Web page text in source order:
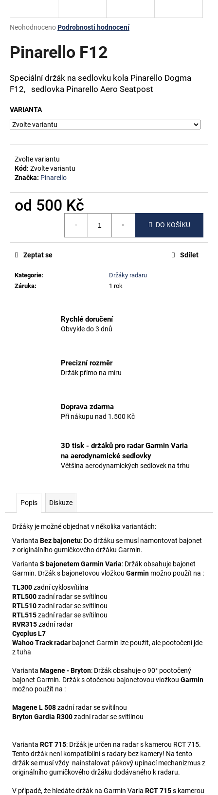
Průměrné
produktu
je
5
hvězdiček.
NeohodnocenoPodrobnosti hodnocení
Pinarello F12
Speciální držák na sedlovku kola Pinarello Dogma
F12, sedlovka Pinarello Aero Seatpost
VARIANTA
Zvolte variantu
Kód: Zvolte variantu
Značka: Pinarello
od 500 Kč
DO KOŠÍKU
Kategorie:
Držáky radaru
Záruka: 1 rok
Zeptat se Sdílet
Rychlé doručení
Obvykle do 3 dnů
Precizní rozměr
Držák přímo na míru
Doprava zdarma
Při nákupu nad 1.500 Kč
3D tisk - držáků pro radar Garmin Varia
na aerodynamické sedlovky
Většina aerodynamických sedlovek na trhu
Popis Diskuze
Držáky je možné objednat v několika variantách:
Varianta Bez bajonetu: Do držáku se musí namontovat bajonet
z originálního gumičkového držáku Garmin.
Varianta S bajonetem Garmin Varia: Držák obsahuje bajonet
Garmin. Držák s bajonetovou vložkou Garmin možno použít na :
TL300zadní cyklosvítilna
RTL500zadní radar se svítilnou
RTL510zadní radar se svítilnou
RTL515zadní radar se svítilnou
RVR315zadní radar
Cycplus L7
Wahoo Track radar bajonet Garmin lze použít, ale pootočení jde
z tuha
Varianta Magene - Bryton: Držák obsahuje o 90° pootočený
bajonet Garmin. Držák s otočenou bajonetovou vložkou Garmin
možno použít na :
Magene L 508zadní radar se svítilnou
Bryton Gardia R300zadní radar se svítilnou
Varianta RCT 715: Držák je určen na radar s kamerou RCT 715.
Tento držák není kompatibilní s radary bez kamery! Na tento
držák se musí vždy nainstalovat pákový upínací mechanizmus z
originálního gumičkového držáku dodávaného k radaru.
V případě, že hledáte držák na Garmin Varia RCT 715s kamerou
j
t
D
o
p
j
e